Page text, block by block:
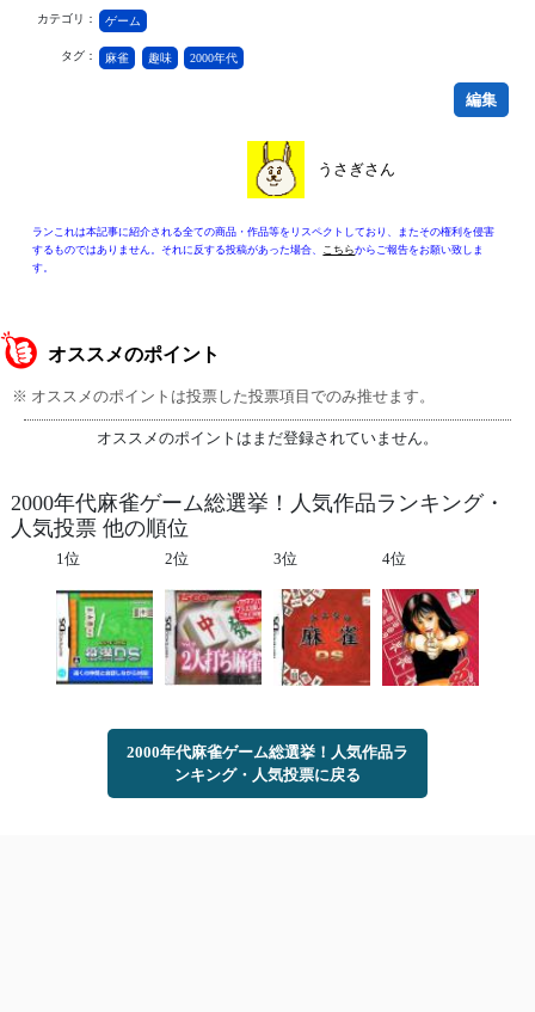
カテゴリ： ゲーム
タグ： 麻雀 趣味 2000年代
編集
うさぎさん
ランこれは本記事に紹介される全ての商品・作品等をリスペクトしており、またその権利を侵害
するものではありません。それに反する投稿があった場合、 こちらからご報告をお願い致しま
す。
オススメのポイント
※ オススメのポイントは投票した投票項目でのみ推せます。
オススメのポイントはまだ登録されていません。
2000年代麻雀ゲーム総選挙！人気作品ランキング・
人気投票 他の順位
1位 2位 3位 4位
2000年代麻雀ゲーム総選挙！人気作品ラ
ンキング・人気投票に戻る